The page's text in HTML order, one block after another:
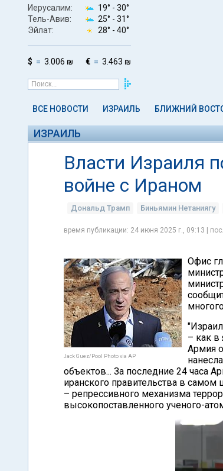
Иерусалим: 19° - 30°
Тель-Авив:
25° - 31°
Эйлат:
28° - 40°
$ 3.006 ₪ € 3.463 ₪
ВСЕ НОВОСТИ ИЗРАИЛЬ БЛИЖНИЙ
ИЗРАИЛЬ
Власти Израиля
войне с Ираном
Дональд Трамп Биньямин Нетаниягу
время публикации: 24 июня 2025 г., 09:13 |
Jack Guez/Pool Photo via AP
Офис
– как в
Армия
объектов... За последние 24 часа
иранского правительства в самом
– репрессивного механизма
высокопоставленного ученого-